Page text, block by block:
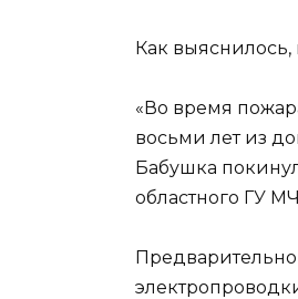
Как выяснилось,
«Во время
восьми лет из
Бабушка
областного ГУ